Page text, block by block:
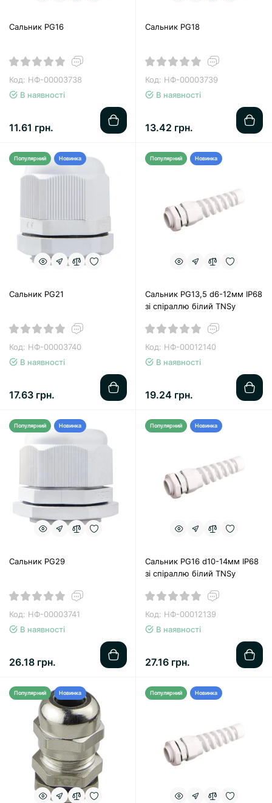
Сальник PG16
Код: НФ-00003738
В наявності
11.61 грн.
Сальник PG18
Код: НФ-00003739
В наявності
13.42 грн.
Популярний Новинка
Сальник PG21
Код: НФ-00003740
В наявності
17.63 грн.
Популярний Новинка
Сальник PG13,5 d6-12мм IP68
зі спіраллю білий TNSy
Код: НФ-00012140
В наявності
19.24 грн.
Популярний Новинка
Сальник PG29
Код: НФ-00003741
В наявності
26.18 грн.
Популярний Новинка
Сальник PG16 d10-14мм IP68
зі спіраллю білий TNSy
Код: НФ-00012139
В наявності
27.16 грн.
Популярний Новинка Популярний Новинка